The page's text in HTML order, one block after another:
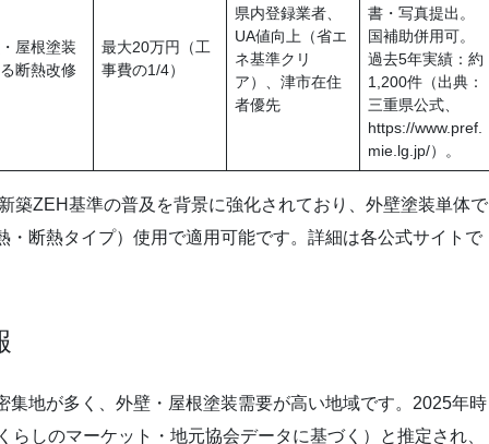
屋根塗装
断熱改修
最大20万円（工
事費の1/4）
県内登録業者、
UA値向上（省エ
ネ基準クリ
ア）、津市在住
者優先
書・写真提出。
国補助併用可。
過去5年実績：約
1,200件（出典：
三重県公式、
https://www.pref.
mie.lg.jp/）。
築ZEH基準の普及を背景に強化されており、外壁塗装単体で
・断熱タイプ）使用で適用可能です。詳細は各公式サイトで
集地が多く、外壁・屋根塗装需要が高い地域です。2025年時
らしのマーケット・地元協会データに基づく）と推定され、